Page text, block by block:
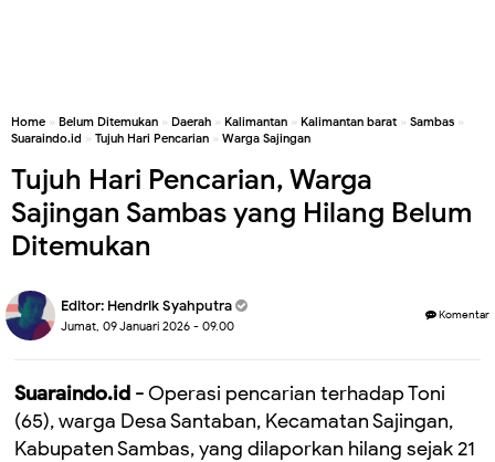
Home » Belum Ditemukan » Daerah » Kalimantan » Kalimantan barat » Sambas »
Suaraindo.id » Tujuh Hari Pencarian » Warga Sajingan
Tujuh Hari Pencarian, Warga
Sajingan Sambas yang Hilang Belum
Ditemukan
Editor: Hendrik Syahputra
Jumat, 09 Januari 2026 - 09.00
Komentar
Suaraindo.id -Operasi pencarian terhadap Toni
(65), warga Desa Santaban, Kecamatan Sajingan,
Kabupaten Sambas, yang dilaporkan hilang sejak 21